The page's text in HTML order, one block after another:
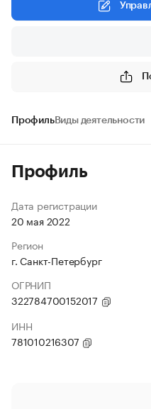
ПрофильВиды деятельности
Профиль
Дата регистрации
20 мая 2022
Регион
г. Санкт-Петербург
ОГРНИП
322784700152017
ИНН
781010216307